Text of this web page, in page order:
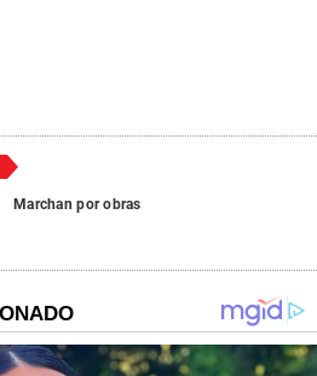
Marchan por obras